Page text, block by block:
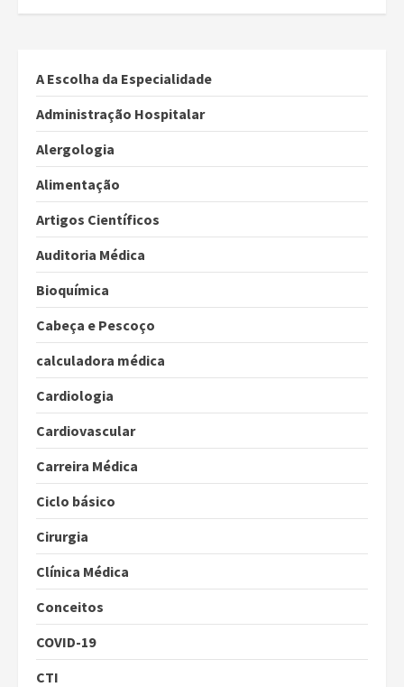
A Escolha da Especialidade
Administração Hospitalar
Alergologia
Alimentação
Artigos Científicos
Auditoria Médica
Bioquímica
Cabeça e Pescoço
calculadora médica
Cardiologia
Cardiovascular
Carreira Médica
Ciclo básico
Cirurgia
Clínica Médica
Conceitos
COVID-19
CTI